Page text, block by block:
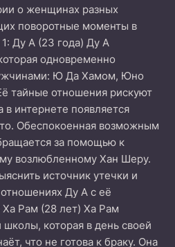
о женщинах разных
поворотные моменты в
Ду А (23 года) Ду А
одновременно
Ю Да Хамом, Юно
тайные отношения рискуют
интернете появляется
Обеспокоенная возможным
за помощью к
возлюбленному Хан Шеру.
источник утечки и
Ду А с её
Рам (28 лет) Ха Рам
которая в день своей
что не готова к браку. Она